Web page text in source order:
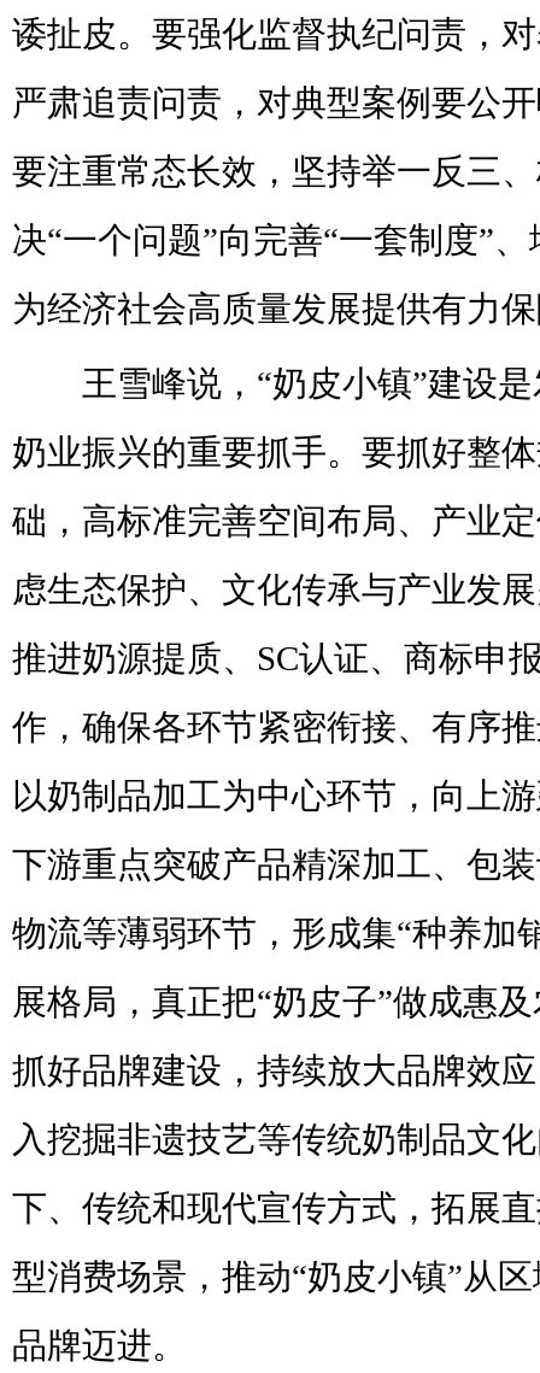
诿扯皮。要强化监督执纪问责，
严肃追责问责，对典型案例要公
要注重常态长效，坚持举一反三
决“一个问题”向完善“一套制度”
为经济社会高质量发展提供有力
王雪峰说，“奶皮小镇”建设是
奶业振兴的重要抓手。要抓好整
础，高标准完善空间布局、产业
虑生态保护、文化传承与产业发
推进奶源提质、SC认证、商标申
作，确保各环节紧密衔接、有序
以奶制品加工为中心环节，向上
下游重点突破产品精深加工、包
物流等薄弱环节，形成集“种养加
展格局，真正把“奶皮子”做成惠
抓好品牌建设，持续放大品牌效
入挖掘非遗技艺等传统奶制品文
下、传统和现代宣传方式，拓展
型消费场景，推动“奶皮小镇”从
品牌迈进。